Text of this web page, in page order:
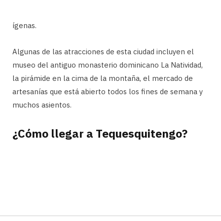
ígenas.
Algunas de las atracciones de esta ciudad incluyen el
museo del antiguo monasterio dominicano La Natividad,
la pirámide en la cima de la montaña, el mercado de
artesanías que está abierto todos los fines de semana y
muchos asientos.
¿Cómo llegar a Tequesquitengo?